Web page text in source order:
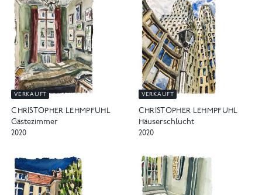
VERKAUFT
CHRISTOPHER LEHMPFUHL
Gästezimmer
2020
VERKAUFT
CHRISTOPHER LEHMPFUHL
Häuserschlucht
2020